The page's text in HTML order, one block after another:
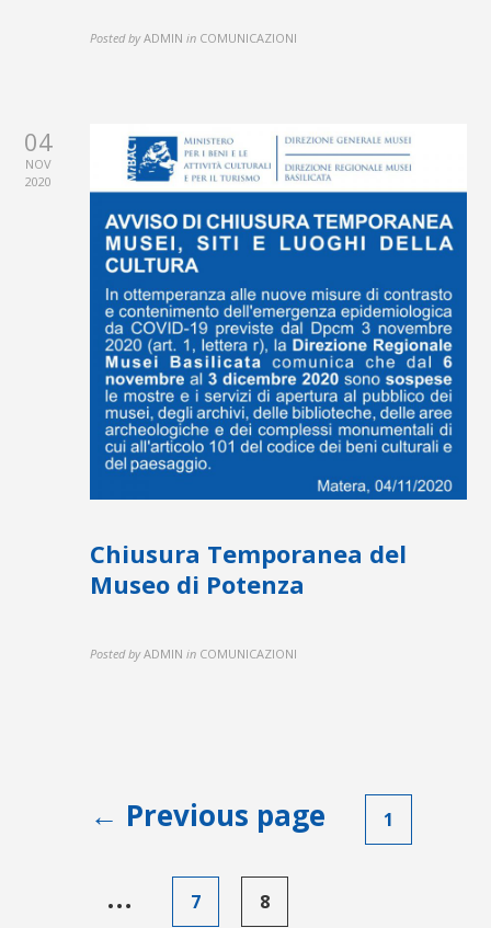
Posted by ADMIN in COMUNICAZIONI
04
NOV
2020
Chiusura Temporanea del
Museo di Potenza
Posted by ADMIN in COMUNICAZIONI
Paginazione
degli
← Previous page 1
… 7 8